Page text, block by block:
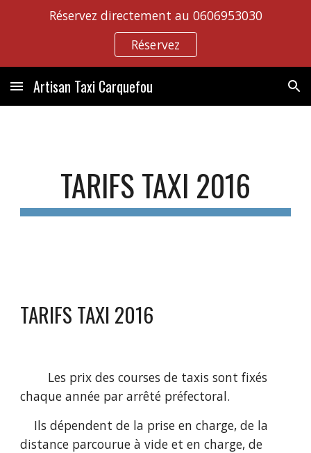
Réservez directement au 0606953030
Réservez
Artisan Taxi Carquefou
TARIFS TAXI 2016
TARIFS TAXI 2016
Les prix des courses de taxis sont fixés
chaque année par arrêté préfectoral.
Ils dépendent de la prise en charge, de la
distance parcourue à vide et en charge, de